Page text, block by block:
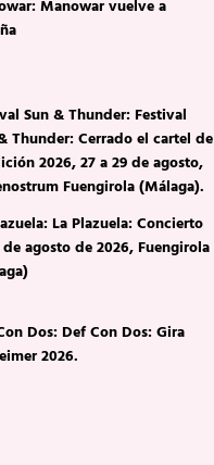
Manowar vuelve a
Sun & Thunder: Festival
Thunder: Cerrado el cartel de
2026, 27 a 29 de agosto,
Fuengirola (Málaga).
La Plazuela: Concierto
agosto de 2026, Fuengirola
Dos: Def Con Dos: Gira
2026.